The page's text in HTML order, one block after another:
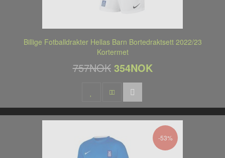
Billige Fotballdrakter Hellas Barn Bortedraktsett 2022/23
Kortermet
757NOK 354NOK
-53%